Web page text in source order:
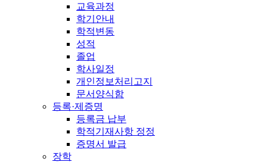
교육과정
학기안내
학적변동
성적
졸업
학사일정
개인정보처리고지
문서양식함
등록·제증명
등록금 납부
학적기재사항 정정
증명서 발급
장학